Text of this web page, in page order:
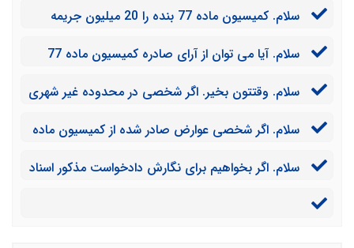
سلام. کمیسیون ماده 77 بنده را 20 میلیون جریمه
کنم؟
سلام. آیا می توان از آرای صادره کمیسیون ماده 77
سلام. وقتتون بخیر. اگر شخصی در محدوده غیر شهری
پرداخت نماید؟
سلام. اگر شخصی عوارض صادر شده از کمیسیون ماده
سلام. اگر بخواهیم برای نگارش دادخواست مذکور اسناد
است؟